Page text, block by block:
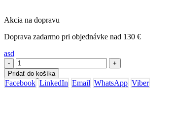
Akcia na dopravu
Doprava zadarmo pri objednávke nad 130 €
asd
-
+
Pridať do košíka
Facebook LinkedIn Email WhatsApp Viber